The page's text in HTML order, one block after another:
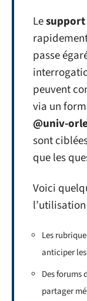
Lesupport
passe
peuvent
via un
@univ-
sont
que les
Voici
Les
anticiper
Des forums
partager